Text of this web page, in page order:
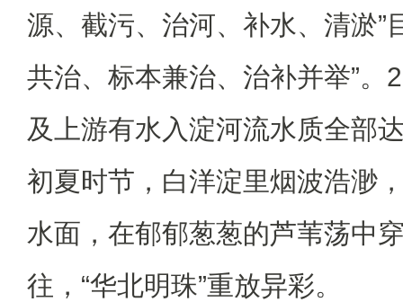
源、截污、治河、补水、清淤”
共治、标本兼治、治补并举”。
及上游有水入淀河流水质全部
初夏时节，白洋淀里烟波浩渺
水面，在郁郁葱葱的芦苇荡中
往，“华北明珠”重放异彩。